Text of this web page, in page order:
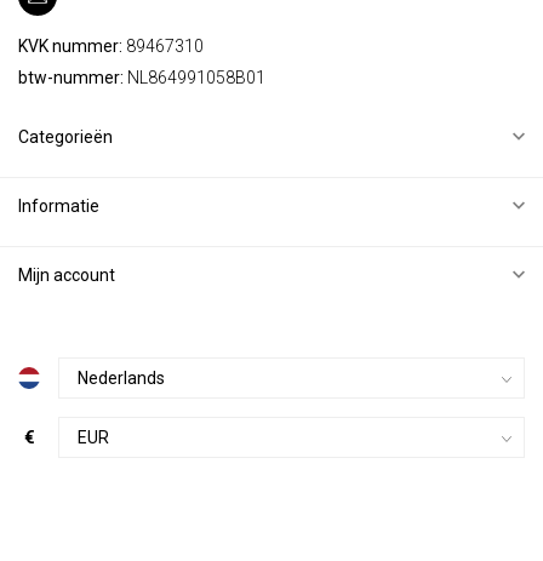
KVK nummer: 89467310
btw-nummer: NL864991058B01
Categorieën
Informatie
Mijn account
€